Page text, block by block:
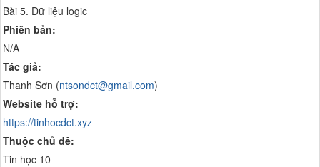
Bài 5. Dữ liệu logic
Phiên bản:
N/A
Tác giả:
Thanh Sơn (ntsondct@gmail.com)
Website hỗ trợ:
https://tinhocdct.xyz
Thuộc chủ đề:
Tin học 10